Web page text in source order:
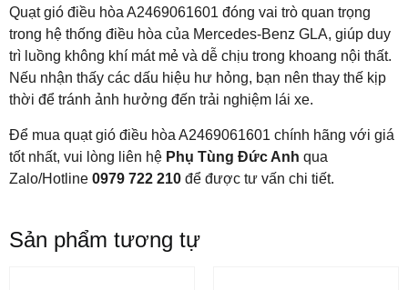
Quạt gió điều hòa A2469061601 đóng vai trò quan trọng
trong hệ thống điều hòa của Mercedes-Benz GLA, giúp duy
trì luồng không khí mát mẻ và dễ chịu trong khoang nội thất.
Nếu nhận thấy các dấu hiệu hư hỏng, bạn nên thay thế kịp
thời để tránh ảnh hưởng đến trải nghiệm lái xe.
Để mua quạt gió điều hòa A2469061601 chính hãng với giá
tốt nhất, vui lòng liên hệ Phụ Tùng Đức Anh qua
Zalo/Hotline 0979 722 210 để được tư vấn chi tiết.
Sản phẩm tương tự